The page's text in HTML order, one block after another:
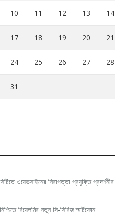
10 11 12 13 14
17 18 19 20 21
24 25 26 27 28
31
ওয়েভসাইনের নিরাপত্তা প্রযুক্তি প্রদর্শনীর
রিয়েলমির নতুন সি-সিরিজ স্মার্টফোন